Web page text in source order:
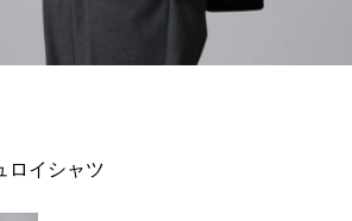
ロイシャツ